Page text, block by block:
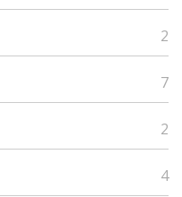
2
7
2
4